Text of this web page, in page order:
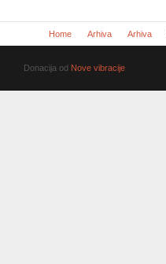
Home Arhiva Arhiva
Donacija od Nove vibracije